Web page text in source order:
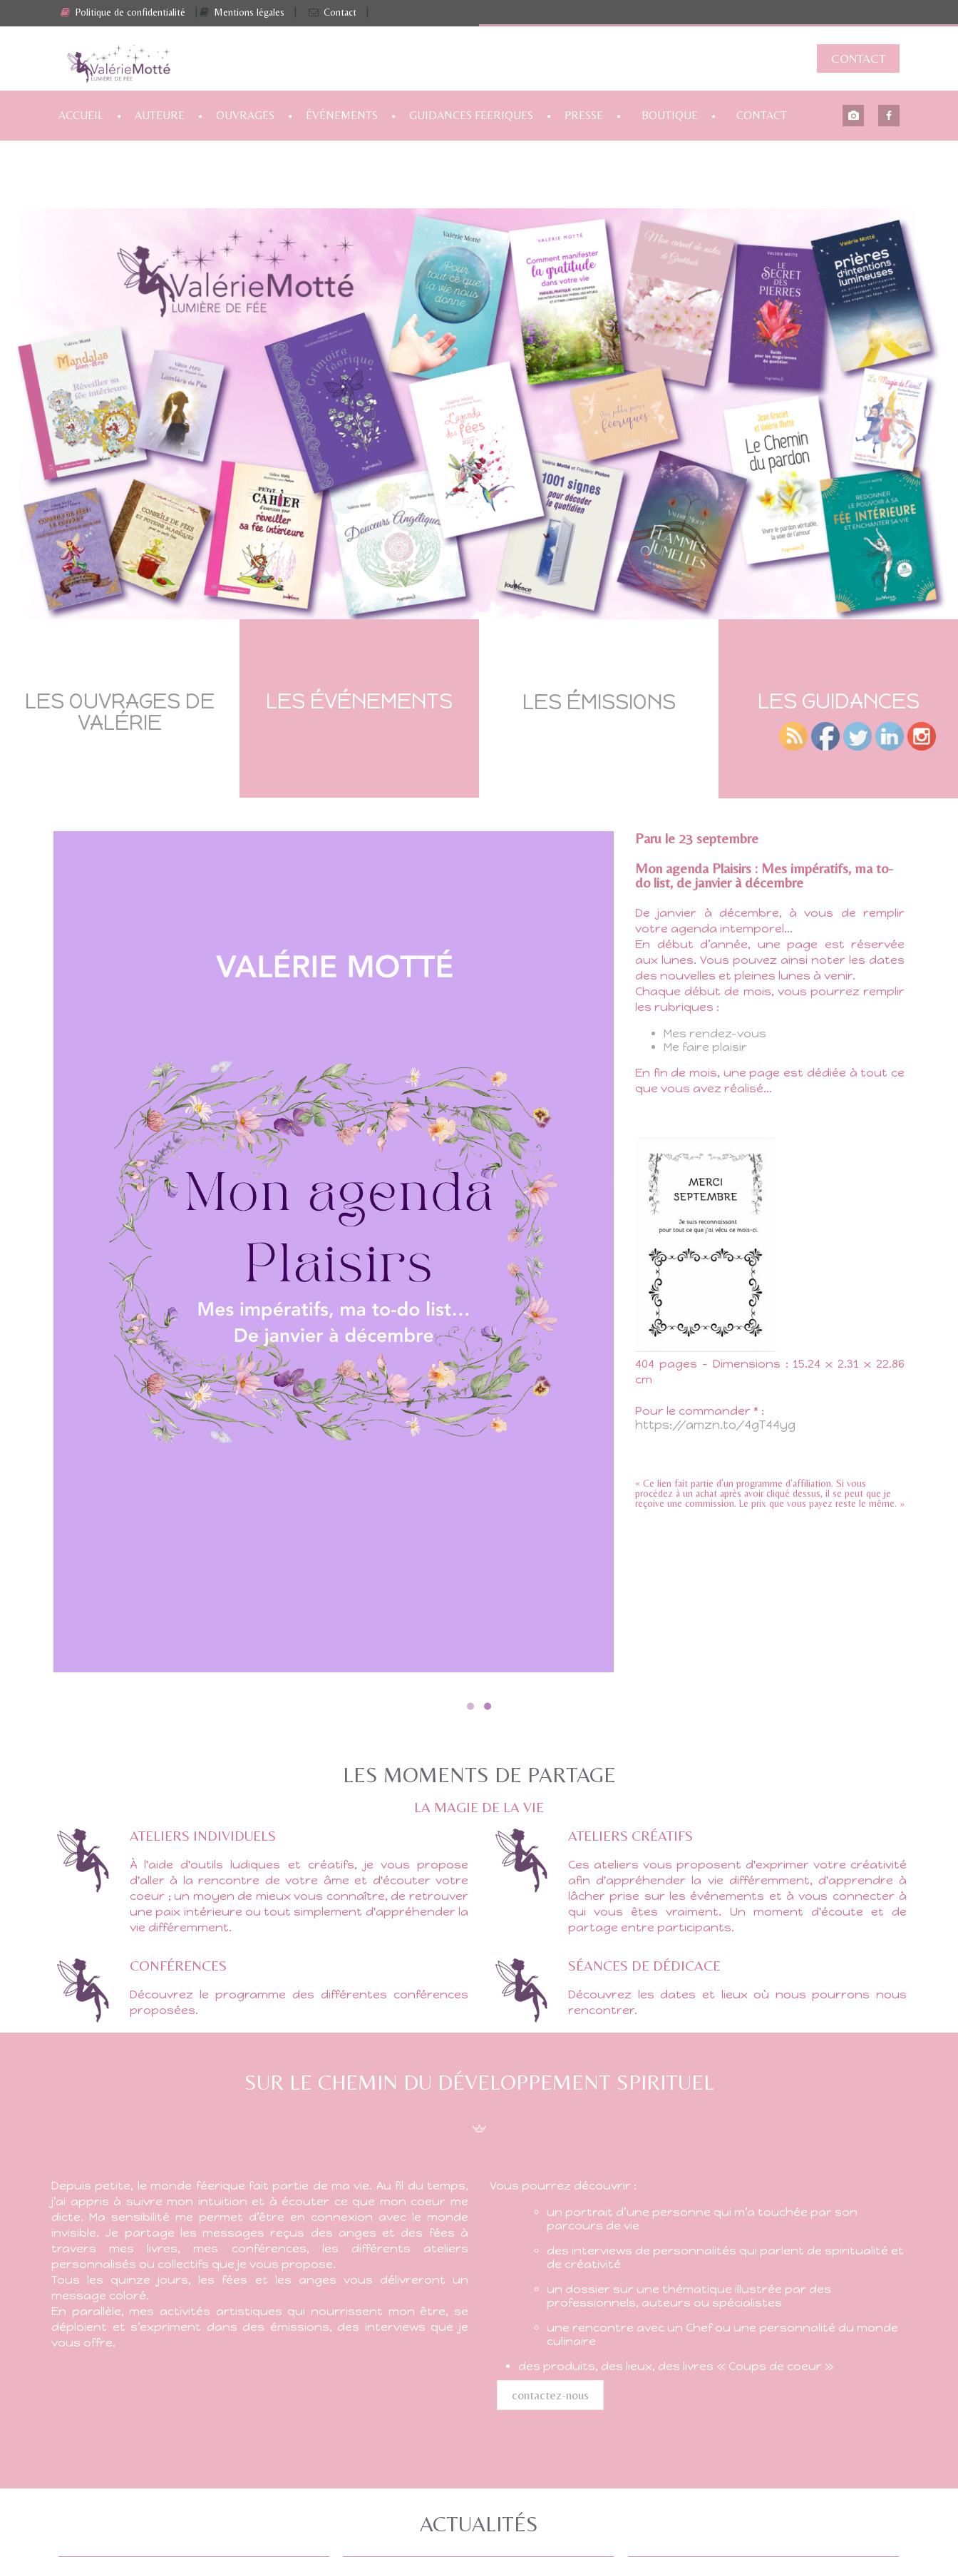
Politique de confidentialité Mentions légales Contact
CONTACT
ACCUEIL AUTEURE OUVRAGES ÉVÉNEMENTS GUIDANCES FEERIQUES PRESSE BOUTIQUE CONTACT
LES OUVRAGES DE
VALÉRIE
LES ÉVÉNEMENTS LES ÉMISSIONS LES GUIDANCES
Paru le 23 septembre
Mon agenda Plaisirs : Mes impératifs, ma to-
do list, de janvier à décembre
De janvier à décembre, à vous de remplir
votre agenda intemporel…
En début d’année, une page est réservée
aux lunes. Vous pouvez ainsi noter les dates
des nouvelles et pleines lunes à venir.
Chaque début de mois, vous pourrez remplir
les rubriques :
Mes rendez-vous
Me faire plaisir
En fin de mois, une page est dédiée à tout ce
que vous avez réalisé…
404 pages – Dimensions : 15.24 x 2.31 x 22.86
cm
Pour le commander * :
https://amzn.to/4gT44yg
« Ce lien fait partie d’un programme d’affiliation. Si vous
procédez à un achat après avoir cliqué dessus, il se peut que je
reçoive une commission. Le prix que vous payez reste le même. »
LES MOMENTS DE PARTAGE
LA MAGIE DE LA VIE
ATELIERS INDIVIDUELS
À l'aide d'outils ludiques et créatifs, je vous propose
d'aller à la rencontre de votre âme et d'écouter votre
coeur ; un moyen de mieux vous connaître, de retrouver
une paix intérieure ou tout simplement d'appréhender la
vie différemment.
ATELIERS CRÉATIFS
Ces ateliers vous proposent d'exprimer votre créativité
afin d'appréhender la vie différemment, d'apprendre à
lâcher prise sur les événements et à vous connecter à
qui vous êtes vraiment. Un moment d'écoute et de
partage entre participants.
CONFÉRENCES
Découvrez le programme des différentes conférences
proposées.
SÉANCES DE DÉDICACE
Découvrez les dates et lieux où nous pourrons nous
rencontrer.
SUR LE CHEMIN DU DÉVELOPPEMENT SPIRITUEL
Depuis petite, le monde féerique fait partie de ma vie. Au fil du temps,
j’ai appris à suivre mon intuition et à écouter ce que mon coeur me
dicte. Ma sensibilité me permet d’être en connexion avec le monde
invisible. Je partage les messages reçus des anges et des fées à
travers mes livres, mes conférences, les différents ateliers
personnalisés ou collectifs que je vous propose.
Tous les quinze jours, les fées et les anges vous délivreront un
message coloré.
En parallèle, mes activités artistiques qui nourrissent mon être, se
déploient et s’expriment dans des émissions, des interviews que je
vous offre.
Vous pourrez découvrir :
un portrait d’une personne qui m’a touchée par son
parcours de vie
des interviews de personnalités qui parlent de spiritualité et
de créativité
un dossier sur une thématique illustrée par des
professionnels, auteurs ou spécialistes
une rencontre avec un Chef ou une personnalité du monde
culinaire
des produits, des lieux, des livres « Coups de coeur »
contactez-nous
ACTUALITÉS